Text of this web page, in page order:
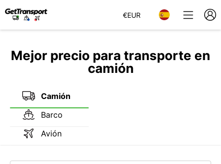
€EUR
Mejor precio para transporte en
camión
Camión
Barco
Avión